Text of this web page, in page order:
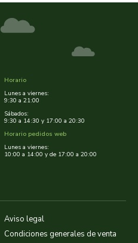
Aviso legal
Condiciones generales de venta
Horario
Lunes a viernes:
9:30 a 21:00
Sábados:
9:30 a 14:30 y 17:00 a 20:30
Horario pedidos web
Lunes a viernes:
10:00 a 14:00 y de 17:00 a 20:00